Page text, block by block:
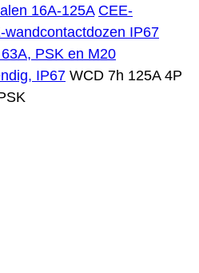
16A-125A CEE-
wandcontactdozen IP67
PSK en M20
IP67 WCD 7h 125A 4P